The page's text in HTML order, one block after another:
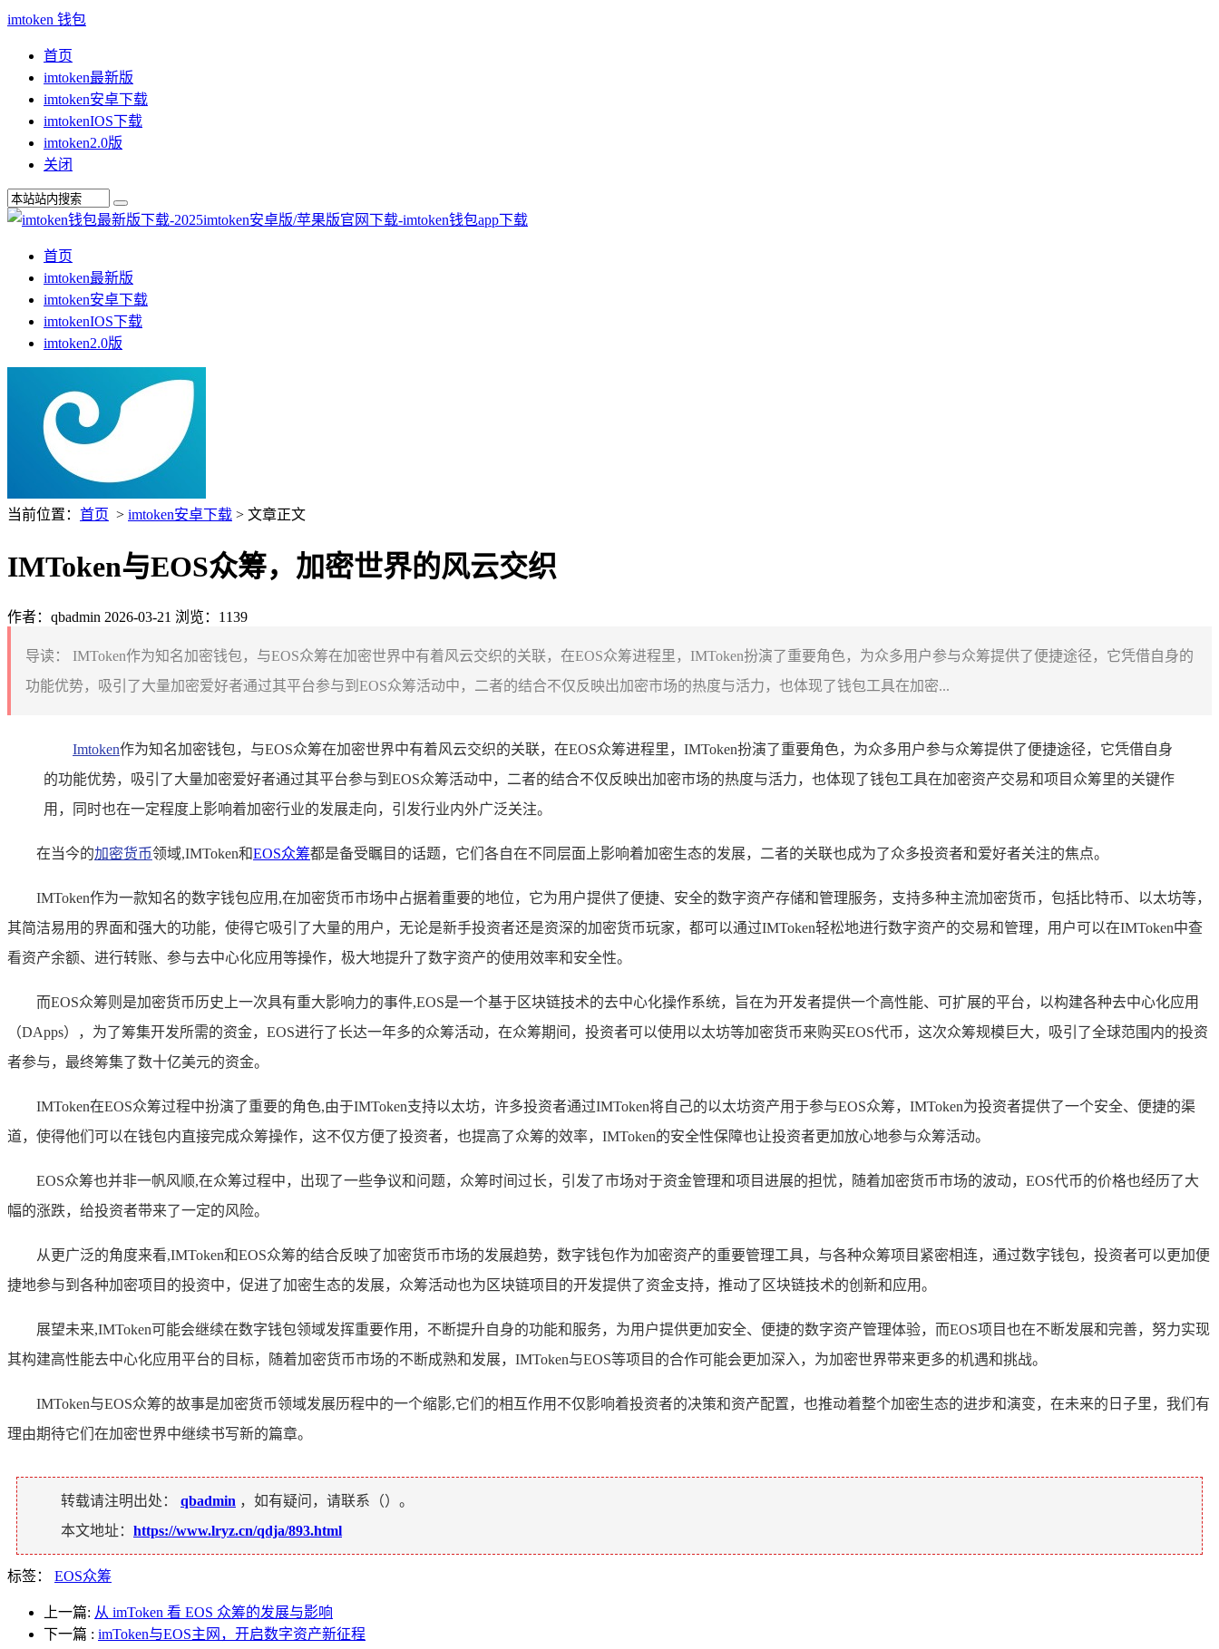
imtoken 钱包
首页
imtoken最新版
imtoken安卓下载
imtokenIOS下载
imtoken2.0版
关闭
首页
imtoken最新版
imtoken安卓下载
imtokenIOS下载
imtoken2.0版
当前位置： 首页 > imtoken安卓下载 > 文章正文
IMToken与EOS众筹，加密世界的风云交织
作者：qbadmin 2026-03-21 浏览：1139
导读：
IMToken作为知名加密钱包，与EOS众筹在加密世界中有着风云交织的关联，在EOS众筹进程里，IMToken扮演了重要角色，为众多用户参与众筹提供了便捷途径，它凭借自身的
功能优势，吸引了大量加密爱好者通过其平台参与到EOS众筹活动中，二者的结合不仅反映出加密市场的热度与活力，也体现了钱包工具在加密...
Imtoken作为知名加密钱包，与EOS众筹在加密世界中有着风云交织的关联，在EOS众筹进程里，IMToken扮演了重要角色，为众多用户参与众筹提供了便捷途径，它凭借自身
的功能优势，吸引了大量加密爱好者通过其平台参与到EOS众筹活动中，二者的结合不仅反映出加密市场的热度与活力，也体现了钱包工具在加密资产交易和项目众筹里的关键作
用，同时也在一定程度上影响着加密行业的发展走向，引发行业内外广泛关注。
在当今的加密货币领域,IMToken和EOS众筹都是备受瞩目的话题，它们各自在不同层面上影响着加密生态的发展，二者的关联也成为了众多投资者和爱好者关注的焦点。
IMToken作为一款知名的数字钱包应用,在加密货币市场中占据着重要的地位，它为用户提供了便捷、安全的数字资产存储和管理服务，支持多种主流加密货币，包括比特币、以太坊等，
其简洁易用的界面和强大的功能，使得它吸引了大量的用户，无论是新手投资者还是资深的加密货币玩家，都可以通过IMToken轻松地进行数字资产的交易和管理，用户可以在IMToken中查
看资产余额、进行转账、参与去中心化应用等操作，极大地提升了数字资产的使用效率和安全性。
而EOS众筹则是加密货币历史上一次具有重大影响力的事件,EOS是一个基于区块链技术的去中心化操作系统，旨在为开发者提供一个高性能、可扩展的平台，以构建各种去中心化应用
（DApps），为了筹集开发所需的资金，EOS进行了长达一年多的众筹活动，在众筹期间，投资者可以使用以太坊等加密货币来购买EOS代币，这次众筹规模巨大，吸引了全球范围内的投资
者参与，最终筹集了数十亿美元的资金。
IMToken在EOS众筹过程中扮演了重要的角色,由于IMToken支持以太坊，许多投资者通过IMToken将自己的以太坊资产用于参与EOS众筹，IMToken为投资者提供了一个安全、便捷的渠
道，使得他们可以在钱包内直接完成众筹操作，这不仅方便了投资者，也提高了众筹的效率，IMToken的安全性保障也让投资者更加放心地参与众筹活动。
EOS众筹也并非一帆风顺,在众筹过程中，出现了一些争议和问题，众筹时间过长，引发了市场对于资金管理和项目进展的担忧，随着加密货币市场的波动，EOS代币的价格也经历了大
幅的涨跌，给投资者带来了一定的风险。
从更广泛的角度来看,IMToken和EOS众筹的结合反映了加密货币市场的发展趋势，数字钱包作为加密资产的重要管理工具，与各种众筹项目紧密相连，通过数字钱包，投资者可以更加便
捷地参与到各种加密项目的投资中，促进了加密生态的发展，众筹活动也为区块链项目的开发提供了资金支持，推动了区块链技术的创新和应用。
展望未来,IMToken可能会继续在数字钱包领域发挥重要作用，不断提升自身的功能和服务，为用户提供更加安全、便捷的数字资产管理体验，而EOS项目也在不断发展和完善，努力实现
其构建高性能去中心化应用平台的目标，随着加密货币市场的不断成熟和发展，IMToken与EOS等项目的合作可能会更加深入，为加密世界带来更多的机遇和挑战。
IMToken与EOS众筹的故事是加密货币领域发展历程中的一个缩影,它们的相互作用不仅影响着投资者的决策和资产配置，也推动着整个加密生态的进步和演变，在未来的日子里，我们有
理由期待它们在加密世界中继续书写新的篇章。
转载请注明出处： qbadmin ，如有疑问，请联系（）。
本文地址： https://www.lryz.cn/qdja/893.html
标签： EOS众筹
上一篇: 从 imToken 看 EOS 众筹的发展与影响
下一篇 : imToken与EOS主网，开启数字资产新征程